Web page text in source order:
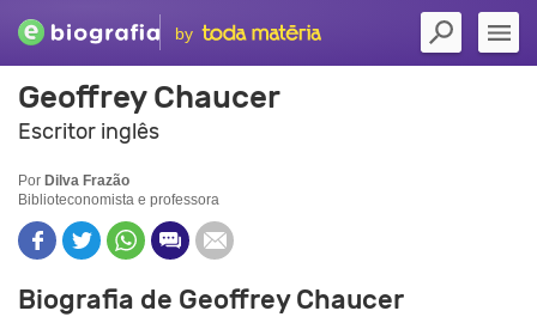
by
Geoffrey Chaucer
Escritor inglês
Por Dilva Frazão
Biblioteconomista e professora
Biografia de Geoffrey Chaucer